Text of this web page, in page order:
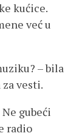
kućice.
već u
– bila
vesti.
gubeći
radio